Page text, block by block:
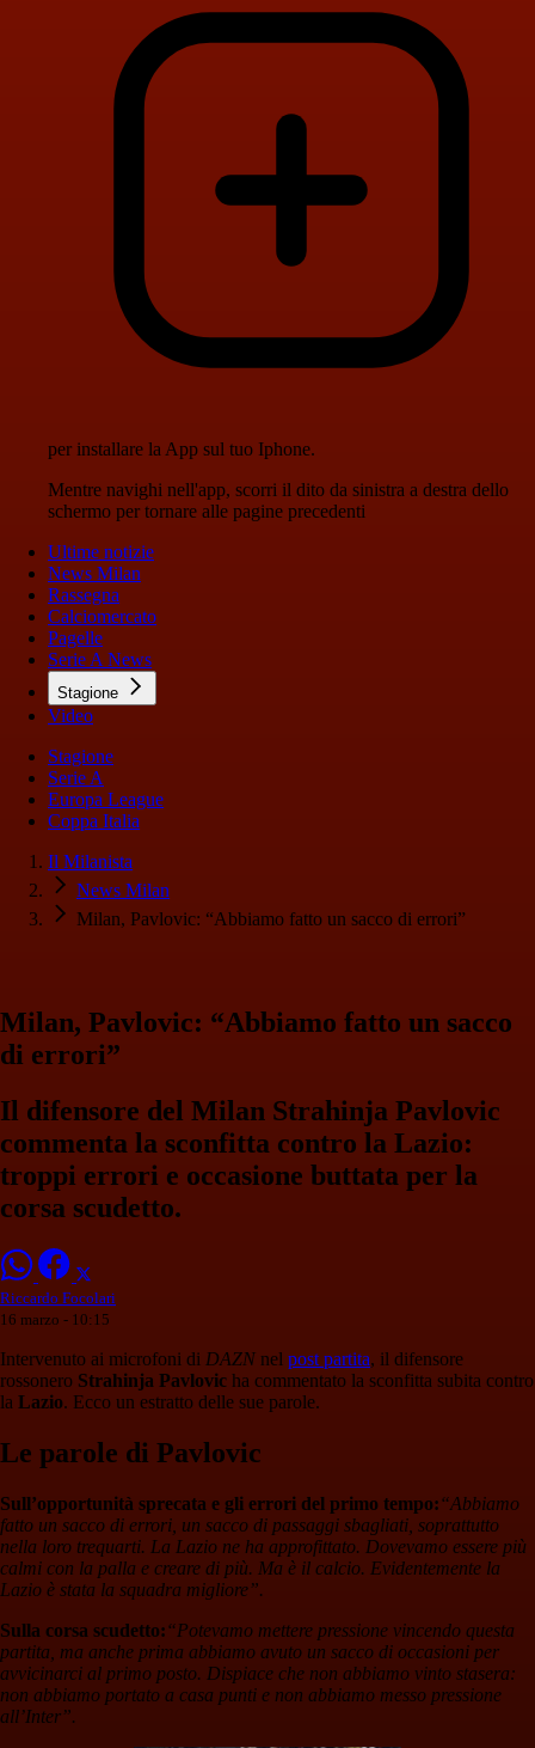
per installare la App sul tuo Iphone.
Mentre navighi nell'app, scorri il dito da sinistra a destra dello
schermo per tornare alle pagine precedenti
Ultime notizie
News Milan
Rassegna
Calciomercato
Pagelle
Serie A News
Stagione
Video
Stagione
Serie A
Europa League
Coppa Italia
Il Milanista
News Milan
Milan, Pavlovic: “Abbiamo fatto un sacco di errori”
Milan, Pavlovic: “Abbiamo fatto un sacco
di errori”
Il difensore del Milan Strahinja Pavlovic
commenta la sconfitta contro la Lazio:
troppi errori e occasione buttata per la
corsa scudetto.
Riccardo Focolari
16 marzo - 10:15
Intervenuto ai microfoni di DAZN nel post partita, il difensore
rossonero Strahinja Pavlovic ha commentato la sconfitta subita contro
la Lazio. Ecco un estratto delle sue parole.
Le parole di Pavlovic
Sull’opportunità sprecata e gli errori del primo tempo:“Abbiamo
fatto un sacco di errori, un sacco di passaggi sbagliati, soprattutto
nella loro trequarti. La Lazio ne ha approfittato. Dovevamo essere più
calmi con la palla e creare di più. Ma è il calcio. Evidentemente la
Lazio è stata la squadra migliore”.
Sulla corsa scudetto:“Potevamo mettere pressione vincendo questa
partita, ma anche prima abbiamo avuto un sacco di occasioni per
avvicinarci al primo posto. Dispiace che non abbiamo vinto stasera:
non abbiamo portato a casa punti e non abbiamo messo pressione
all’Inter”.